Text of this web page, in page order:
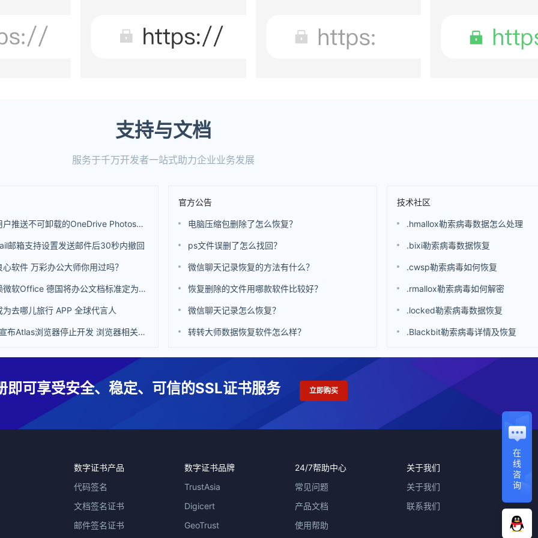
支持与文档
服务于千万开发者一站式助力企业业务发展
微软向用户推送不可卸载的OneDrive Photos应用 还是基于WebView开发的
邮箱支持设置发送邮件后30秒内撤回
软件 万彩办公大师你用过吗？
不再依赖微软Office 德国将办公文档标准定为ODF
为去哪儿旅行 APP 全球代言人
OpenAI宣布Atlas浏览器停止开发 浏览器相关功能也集成到ChatGPT中
官方公告
电脑压缩包删除了怎么恢复？
ps文件误删了怎么找回？
微信聊天记录恢复的方法有什么？
恢复删除的文件用哪款软件比较好？
微信聊天记录怎么恢复？
转转大师数据恢复软件怎么样？
技术社区
.hmallox勒索病毒数据怎么处理
.bixi勒索病毒数据恢复
.cwsp勒索病毒如何恢复
.rmallox勒索病毒如何解密
.locked勒索病毒数据恢复
.Blackbit勒索病毒详情及恢复
在
线
咨
询
即可享受安全、稳定、可信的SSL证书服务 立即购买
数字证书产品
代码签名
文档签名证书
邮件签名证书
数字证书品牌
TrustAsia
Digicert
GeoTrust
24/7帮助中心
常见问题
产品文档
使用帮助
关于我们
关于我们
联系我们